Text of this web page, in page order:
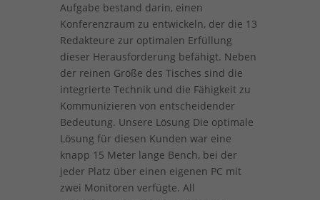
Aufgabe bestand darin, einen
Konferenzraum zu entwickeln, der die 13
Redakteure zur optimalen Erfüllung
dieser Herausforderung befähigt. Neben
der reinen Größe des Tisches sind die
integrierte Technik und die Fähigkeit zu
Kommunizieren von entscheidender
Bedeutung. Unsere Lösung Die optimale
Lösung für diesen Kunden war eine
knapp 15 Meter lange Bench, bei der
jeder Platz über einen eigenen PC mit
zwei Monitoren verfügte. All